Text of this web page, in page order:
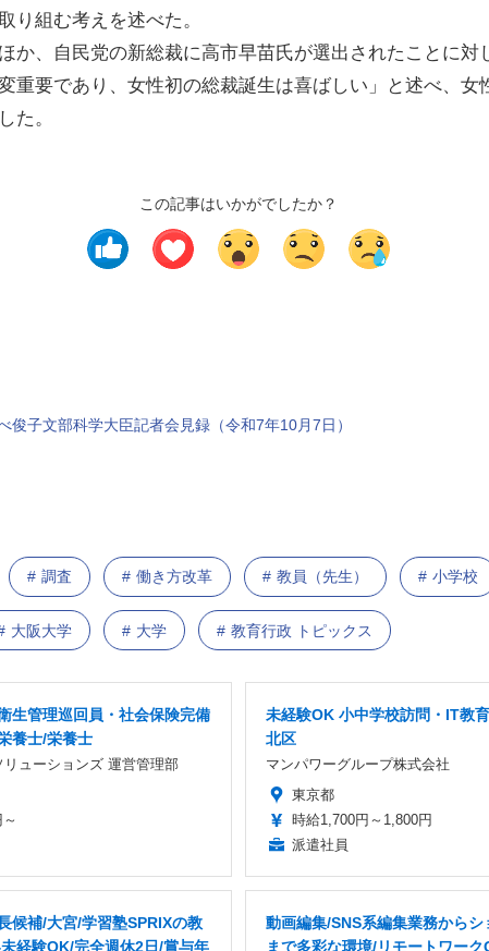
り組む考えを述べた。
か、自民党の新総裁に高市早苗氏が選出されたことに対
重要であり、女性初の総裁誕生は喜ばしい」と述べ、女
た。
この記事はいかがでしたか？
俊子文部科学大臣記者会見録（令和7年10月7日）
調査 働き方改革 教員（先生） 小学校
大阪大学 大学 教育行政 トピックス
生管理巡回員・社会保険完備
養士/栄養士
ューションズ 運営管理部
未経験OK 小中学校訪問・IT教
北区
マンパワーグループ株式会社
東京都
時給1,700円～1,800円
派遣社員
候補/大宮/学習塾SPRIXの教
経験OK/完全週休2日/賞与年
動画編集/SNS系編集業務からシ
まで多彩な環境/リモートワーク